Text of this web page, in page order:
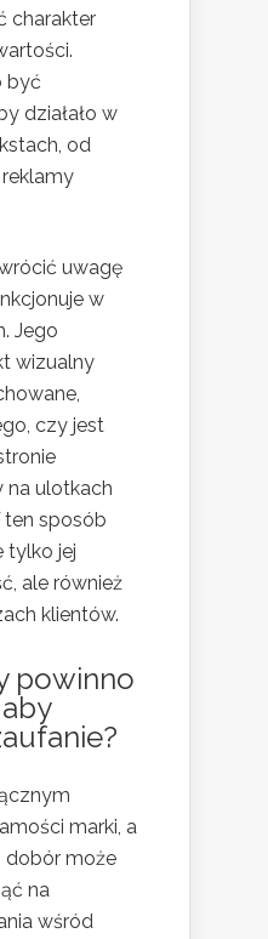
charakter
być
działało w
od
uwagę
w
Jego
wizualny
czy jest
na ulotkach
ten sposób
tylko jej
ale również
klientów.
powinno
marki, a
dobór może
na
wśród